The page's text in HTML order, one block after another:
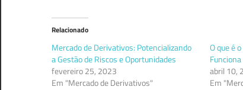
Relacionado
Mercado de Derivativos: Potencializando
a Gestão de Riscos e Oportunidades
fevereiro 25, 2023
Em "Mercado de Derivativos"
O que é
Funciona
abril 10,
Em